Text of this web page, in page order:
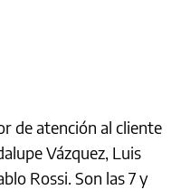
de atención al cliente
Vázquez, Luis
Rossi. Son las 7 y